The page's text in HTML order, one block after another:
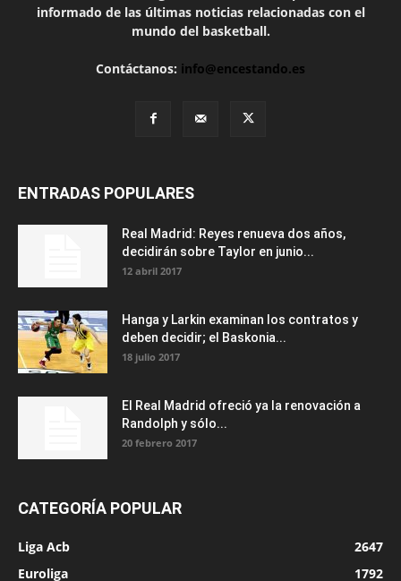
informado de las últimas noticias relacionadas con el
mundo del basketball.
Contáctanos: info@encestando.es
ENTRADAS POPULARES
Real Madrid: Reyes renueva dos años,
decidirán sobre Taylor en junio...
12 abril 2017
Hanga y Larkin examinan los contratos y
deben decidir; el Baskonia...
18 julio 2017
El Real Madrid ofreció ya la renovación a
Randolph y sólo...
20 febrero 2017
CATEGORÍA POPULAR
Liga Acb
2647
Euroliga
1792